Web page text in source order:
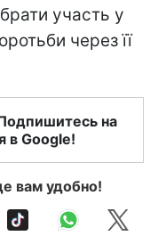
участь у
через її
на
в Google!
вам удобно!